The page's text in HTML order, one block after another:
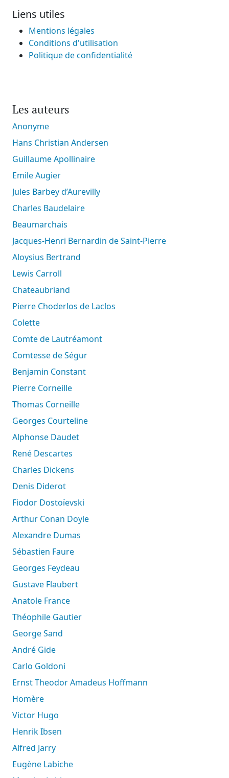
Liens utiles
Mentions légales
Conditions d'utilisation
Politique de confidentialité
Les auteurs
Anonyme
Hans Christian Andersen
Guillaume Apollinaire
Emile Augier
Jules Barbey d’Aurevilly
Charles Baudelaire
Beaumarchais
Jacques-Henri Bernardin de Saint-Pierre
Aloysius Bertrand
Lewis Carroll
Chateaubriand
Pierre Choderlos de Laclos
Colette
Comte de Lautréamont
Comtesse de Ségur
Benjamin Constant
Pierre Corneille
Thomas Corneille
Georges Courteline
Alphonse Daudet
René Descartes
Charles Dickens
Denis Diderot
Fiodor Dostoïevski
Arthur Conan Doyle
Alexandre Dumas
Sébastien Faure
Georges Feydeau
Gustave Flaubert
Anatole France
Théophile Gautier
George Sand
André Gide
Carlo Goldoni
Ernst Theodor Amadeus Hoffmann
Homère
Victor Hugo
Henrik Ibsen
Alfred Jarry
Eugène Labiche